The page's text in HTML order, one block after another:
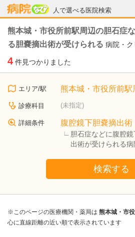
人で選べる医院検索
病院なび
熊本城・市役所前駅周辺の胆石症
る胆嚢摘出術が受けられる 病院・ク
4 件見つかりました
エリア/駅 熊本城・市役所前駅
診療科目 (未指定)
詳細条件 腹腔鏡下胆嚢摘出術
胆石症などに腹腔
出術が受けられる病
検索する
※このページの医療機関・薬局は 熊本城・市
心に直線距離の近い順で表示されています